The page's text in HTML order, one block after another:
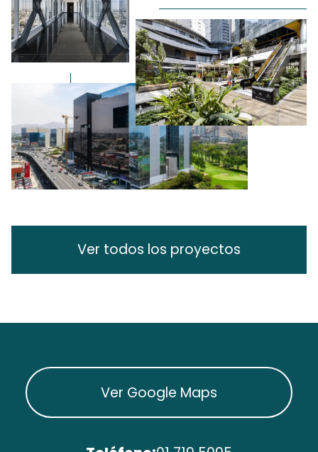
Ver todos los proyectos
Ver Google Maps